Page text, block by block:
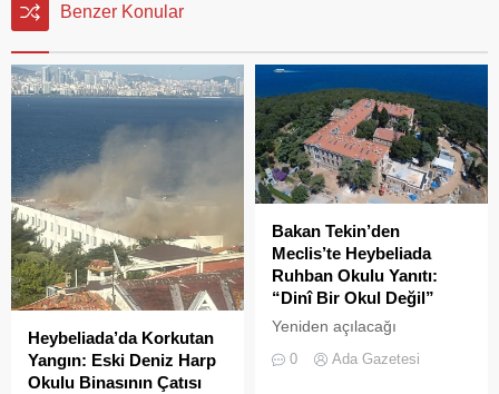
Benzer Konular
Heybeliada’da Korkutan
Yangın: Eski Deniz Harp
Okulu Binasının Çatısı
Bakan Tekin’den
Meclis’te Heybeliada
Ruhban Okulu Yanıtı:
“Dinî Bir Okul Değil”
Yeniden açılacağı
kamuoyunda sıkça tartışılan
0 Ada Gazetesi